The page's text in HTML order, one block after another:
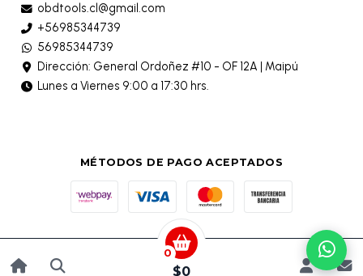
0
$0
obdtools.cl@gmail.com
+56985344739
56985344739
Dirección: General Ordoñez #10 - OF 12A | Maipú
Lunes a Viernes 9:00 a 17:30 hrs.
MÉTODOS DE PAGO ACEPTADOS